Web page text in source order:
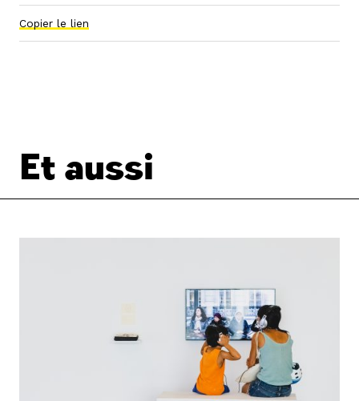
Copier le lien
Et aussi